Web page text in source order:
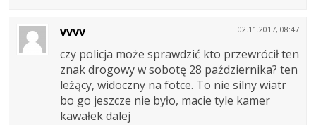
02.11.2017, 08:47
vvvv
czy policja może sprawdzić kto przewrócił ten
znak drogowy w sobotę 28 października? ten
leżący, widoczny na fotce. To nie silny wiatr
bo go jeszcze nie było, macie tyle kamer
kawałek dalej